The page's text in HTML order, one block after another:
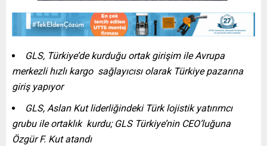
GLS, Türkiye’de kurduğu ortak girişim ile Avrupa
merkezli hızlı kargo sağlayıcısı olarak Türkiye pazarına
giriş yapıyor
GLS, Aslan Kut liderliğindeki Türk lojistik yatırımcı
grubu ile ortaklık kurdu; GLS Türkiye’nin CEO’luğuna
Özgür F. Kut atandı